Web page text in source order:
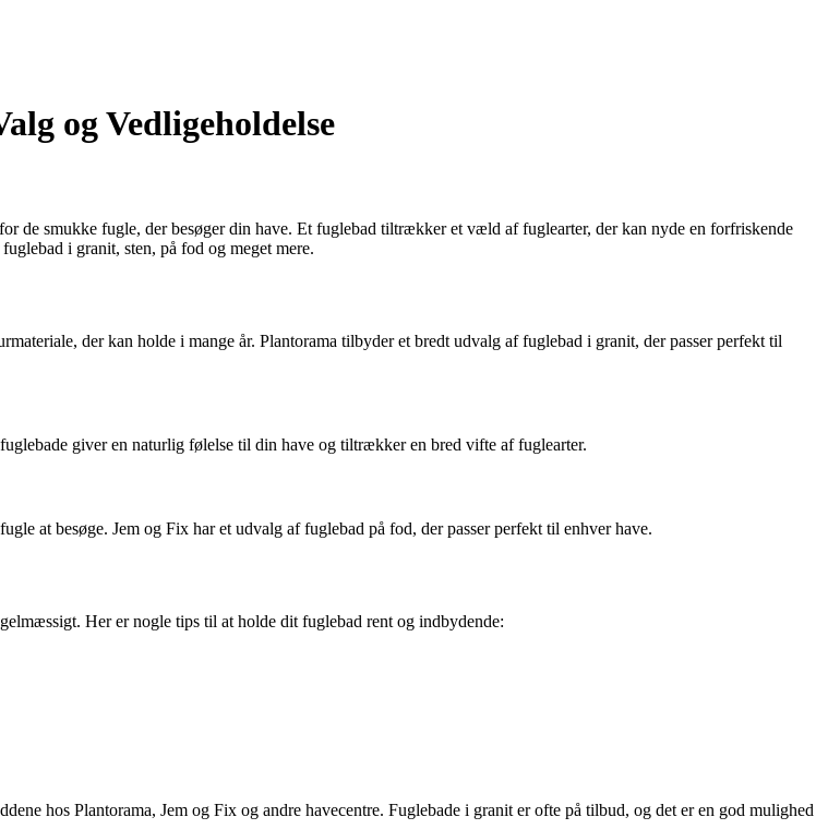
og Vedligeholdelse
de smukke fugle, der besøger din have. Et fuglebad tiltrækker et væld af fuglearter, der kan nyde en forfriskende
i granit, sten, på fod og meget mere.
der kan holde i mange år. Plantorama tilbyder et bredt udvalg af fuglebad i granit, der passer perfekt til
giver en naturlig følelse til din have og tiltrækker en bred vifte af fuglearter.
at besøge. Jem og Fix har et udvalg af fuglebad på fod, der passer perfekt til enhver have.
Her er nogle tips til at holde dit fuglebad rent og indbydende:
hos Plantorama, Jem og Fix og andre havecentre. Fuglebade i granit er ofte på tilbud, og det er en god mulighed